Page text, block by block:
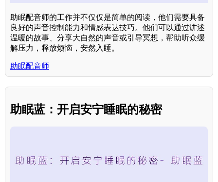
助眠配音师的工作并不仅仅是简单的阅读，他们需要具备
良好的声音控制能力和情感表达技巧。他们可以通过讲述
温暖的故事、分享大自然的声音或引导冥想，帮助听众缓
解压力，释放烦恼，安然入睡。
助眠配音师
助眠蓝：开启安宁睡眠的秘密